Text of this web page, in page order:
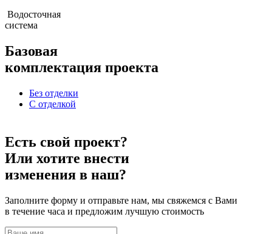
Водосточная
система
Базовая
комплектация проекта
Без отделки
С отделкой
Есть свой проект?
Или хотите внести
изменения в наш?
Заполните форму и отправьте нам, мы свяжемся с Вами
в течение часа и предложим лучшую стоимость